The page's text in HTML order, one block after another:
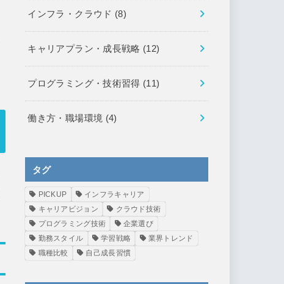
インフラ・クラウド (8)
キャリアプラン・成長戦略 (12)
プログラミング・技術習得 (11)
働き方・職場環境 (4)
タグ
PICKUP
インフラキャリア
キャリアビジョン
クラウド技術
プログラミング技術
企業選び
勤務スタイル
学習戦略
業界トレンド
職種比較
自己成長習慣